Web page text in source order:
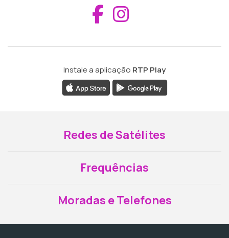
Aceder ao
Instale a aplicação RTP Play
Redes de Satélites
Frequências
Moradas e Telefones